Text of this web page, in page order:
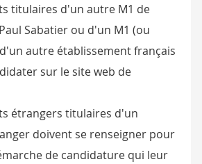
titulaires d'un autre M1 de
Sabatier ou d'un M1 (ou
autre établissement français
sur le site web de
étrangers titulaires d'un
doivent se renseigner pour
de candidature qui leur